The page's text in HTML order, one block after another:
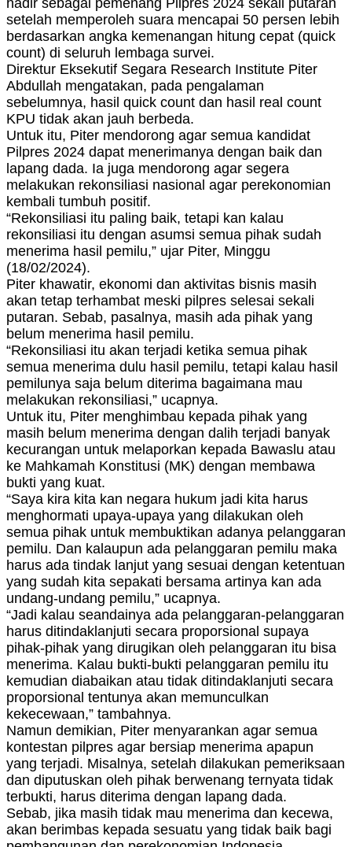
hadir sebagai pemenang Pilpres 2024 sekali putaran
setelah memperoleh suara mencapai 50 persen lebih
berdasarkan angka kemenangan hitung cepat (quick
count) di seluruh lembaga survei.
Direktur Eksekutif Segara Research Institute Piter
Abdullah mengatakan, pada pengalaman
sebelumnya, hasil quick count dan hasil real count
KPU tidak akan jauh berbeda.
Untuk itu, Piter mendorong agar semua kandidat
Pilpres 2024 dapat menerimanya dengan baik dan
lapang dada. Ia juga mendorong agar segera
melakukan rekonsiliasi nasional agar perekonomian
kembali tumbuh positif.
“Rekonsiliasi itu paling baik, tetapi kan kalau
rekonsiliasi itu dengan asumsi semua pihak sudah
menerima hasil pemilu,” ujar Piter, Minggu
(18/02/2024).
Piter khawatir, ekonomi dan aktivitas bisnis masih
akan tetap terhambat meski pilpres selesai sekali
putaran. Sebab, pasalnya, masih ada pihak yang
belum menerima hasil pemilu.
“Rekonsiliasi itu akan terjadi ketika semua pihak
semua menerima dulu hasil pemilu, tetapi kalau hasil
pemilunya saja belum diterima bagaimana mau
melakukan rekonsiliasi,” ucapnya.
Untuk itu, Piter menghimbau kepada pihak yang
masih belum menerima dengan dalih terjadi banyak
kecurangan untuk melaporkan kepada Bawaslu atau
ke Mahkamah Konstitusi (MK) dengan membawa
bukti yang kuat.
“Saya kira kita kan negara hukum jadi kita harus
menghormati upaya-upaya yang dilakukan oleh
semua pihak untuk membuktikan adanya pelanggaran
pemilu. Dan kalaupun ada pelanggaran pemilu maka
harus ada tindak lanjut yang sesuai dengan ketentuan
yang sudah kita sepakati bersama artinya kan ada
undang-undang pemilu,” ucapnya.
“Jadi kalau seandainya ada pelanggaran-pelanggaran
harus ditindaklanjuti secara proporsional supaya
pihak-pihak yang dirugikan oleh pelanggaran itu bisa
menerima. Kalau bukti-bukti pelanggaran pemilu itu
kemudian diabaikan atau tidak ditindaklanjuti secara
proporsional tentunya akan memunculkan
kekecewaan,” tambahnya.
Namun demikian, Piter menyarankan agar semua
kontestan pilpres agar bersiap menerima apapun
yang terjadi. Misalnya, setelah dilakukan pemeriksaan
dan diputuskan oleh pihak berwenang ternyata tidak
terbukti, harus diterima dengan lapang dada.
Sebab, jika masih tidak mau menerima dan kecewa,
akan berimbas kepada sesuatu yang tidak baik bagi